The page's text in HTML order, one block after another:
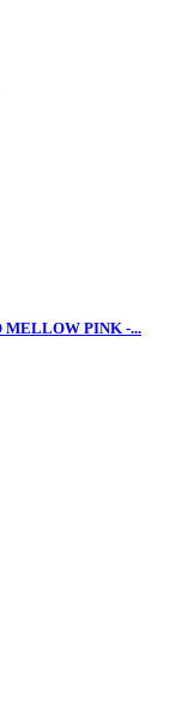
MELLOW PINK -...